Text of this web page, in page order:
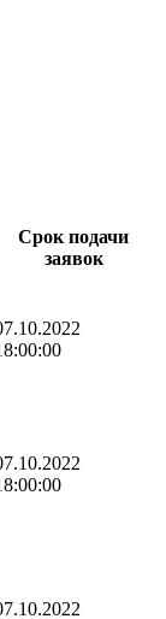
Срок подачи
заявок